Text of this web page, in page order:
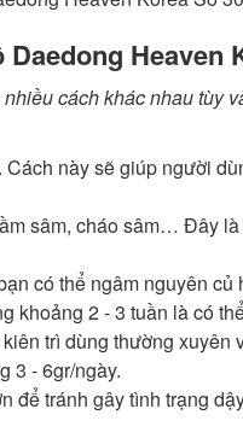
Heaven
cách khác nhau tùy
này sẽ giúp người
sâm, cháo sâm… Đây
có thể ngâm nguyên
khoảng 2 - 3 tuần là có
trì dùng thường xuyên
3 - 6gr/ngày.
tránh gây tình trạng